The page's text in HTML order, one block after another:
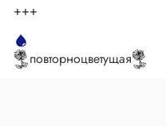
+++
повторноцветущая